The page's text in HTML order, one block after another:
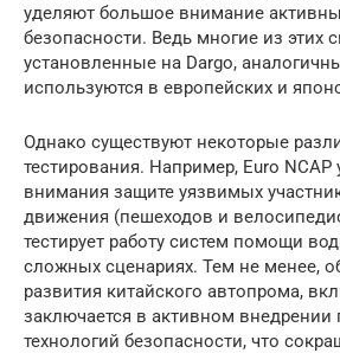
уделяют большое внимание
безопасности. Ведь многие из этих
установленные на Dargo,
используются в европейских и
Однако существуют некоторые
тестирования. Например, Euro NCAP
внимания защите уязвимых
движения (пешеходов и
тестирует работу систем помощи
сложных сценариях. Тем не менее,
развития китайского автопрома,
заключается в активном внедрении
технологий безопасности, что